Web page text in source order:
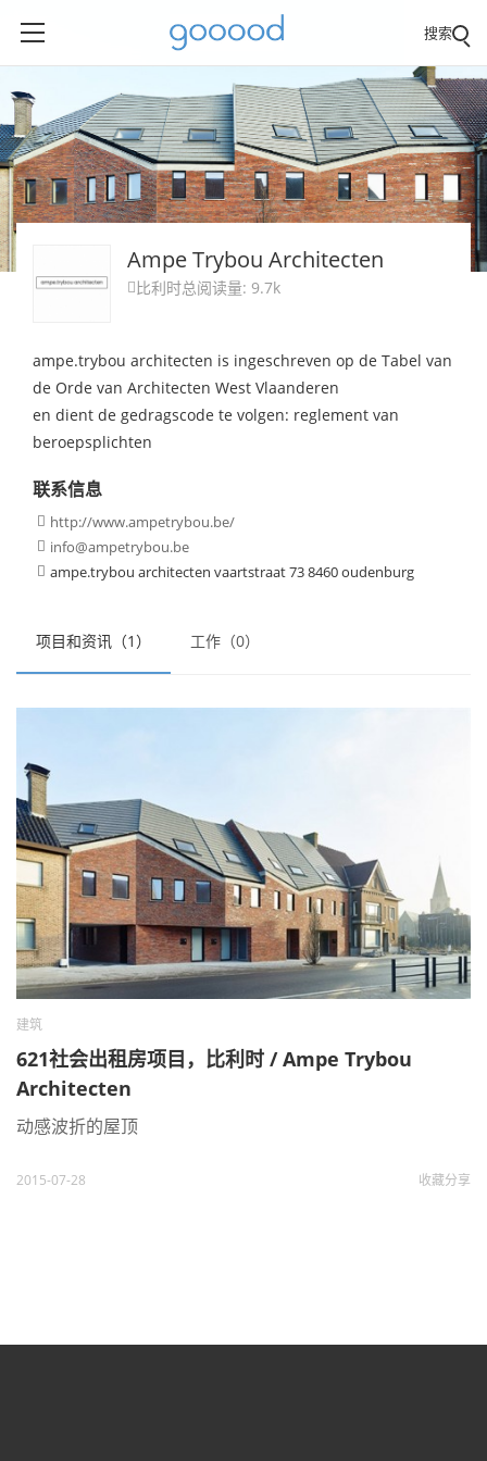
搜索
项目和资讯（1） 工作（0）
建筑
621社会出租房项目，比利时 / Ampe Trybou
Architecten
动感波折的屋顶
2015-07-28 收藏分享
Ampe Trybou Architecten
 比利时总阅读量: 9.7k
ampe.trybou architecten is ingeschreven op de Tabel van
de Orde van Architecten West Vlaanderen
en dient de gedragscode te volgen: reglement van
beroepsplichten
联系信息
 http://www.ampetrybou.be/
 info@ampetrybou.be
 ampe.trybou architecten vaartstraat 73 8460 oudenburg